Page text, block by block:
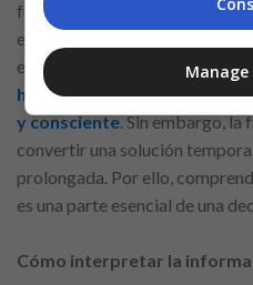
futuros. Este análisis ayuda a
endeudamiento excesivo y
equilibrada de los recursos.El
herramienta útil cuando se
y consciente. Sin embargo, la
convertir una solución
prolongada. Por ello,
es una parte esencial de una
Cómo interpretar la